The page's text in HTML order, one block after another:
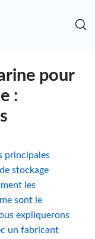
pour
:
principales
stockage
les
sont le
expliquerons
un fabricant